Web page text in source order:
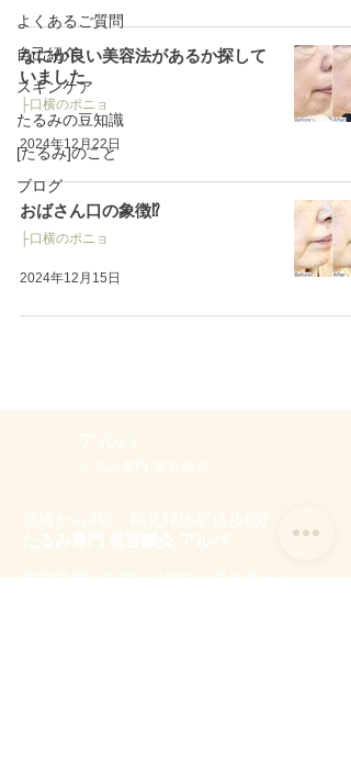
よくあるご質問
自己紹介
スキンケア
たるみの豆知識
[たるみ]のこと
ブログ
なにか良い美容法があるか探して
いました
├口横のポニョ
2024年12月22日
おばさん口の象徴⁉︎
├口横のポニョ
2024年12月15日